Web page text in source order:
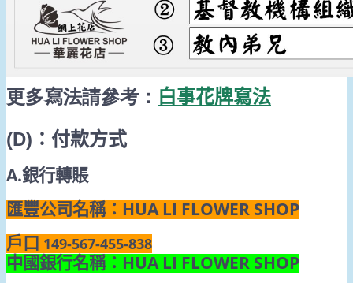
更多寫法請參考： 白事花牌寫法
(D) ：付款方式
A.銀行轉賬
匯豐公司名稱： HUA LI FLOWER SHOP
戶口 149-567-455-838
中國銀行名稱： HUA LI FLOWER SHOP